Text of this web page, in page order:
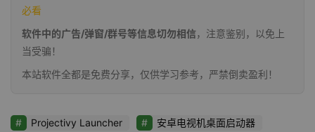
必看
软件中的广告/弹窗/群号等信息切勿相信，注意鉴别，以免上
当受骗！
本站软件全都是免费分享，仅供学习参考，严禁倒卖盈利！
Projectivy Launcher 安卓电视机桌面启动器